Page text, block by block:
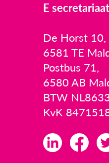
E
De Horst 10,
6581 TE
Postbus 71,
6580 AB
BTW
KvK